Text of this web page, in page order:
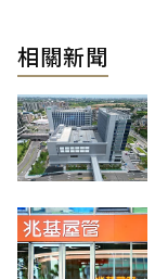
相關新聞